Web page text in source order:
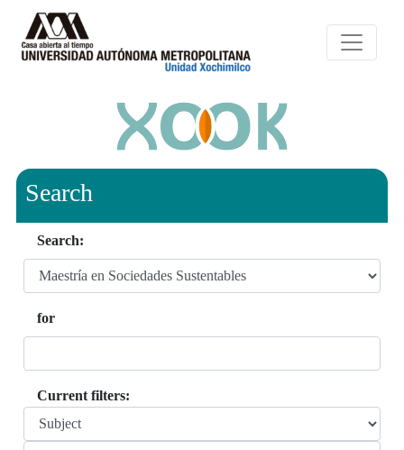
Search
Search:
for
Current filters: